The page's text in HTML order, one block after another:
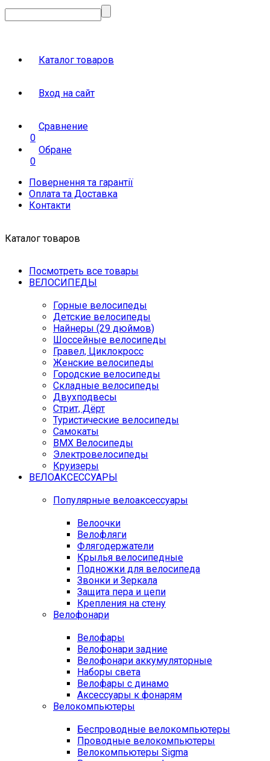
Каталог товаров
Вход на сайт
Сравнение
0
Обране
0
Повернення та гарантії
Оплата та Доставка
Контакти
Каталог товаров
Посмотреть все товары
ВЕЛОСИПЕДЫ
Горные велосипеды
Детские велосипеды
Найнеры (29 дюймов)
Шоссейные велосипеды
Гравел, Циклокросс
Женские велосипеды
Городcкие велосипеды
Складные велосипеды
Двухподвесы
Стрит, Дёрт
Туристические велосипеды
Самокаты
BMX Велосипеды
Электровелосипеды
Круизеры
ВЕЛОАКСЕССУАРЫ
Популярные велоаксессуары
Велоочки
Велофляги
Флягодержатели
Крылья велосипедные
Подножки для велосипеда
Звонки и Зеркала
Защита пера и цепи
Крепления на стену
Велофонари
Велофары
Велофонари задние
Велофонари аккумуляторные
Наборы света
Велофары с динамо
Аксессуары к фонарям
Велокомпьютеры
Беспроводные велокомпьютеры
Проводные велокомпьютеры
Велокомпьютеры Sigma